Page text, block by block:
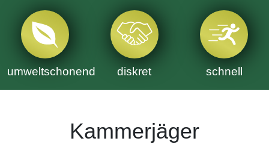
umweltschonend diskret schnell
Kammerjäger